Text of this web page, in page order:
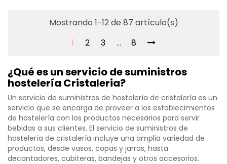
Mostrando 1-12 de 87 artículo(s)
1
2 3 … 8
¿Qué es un servicio de suministros
hostelería Cristaleria?
Un servicio de suministros de hostelería de cristalería es un
servicio que se encarga de proveer a los establecimientos
de hostelería con los productos necesarios para servir
bebidas a sus clientes. El servicio de suministros de
hostelería de cristalería incluye una amplia variedad de
productos, desde vasos, copas y jarras, hasta
decantadores, cubiteras, bandejas y otros accesorios.